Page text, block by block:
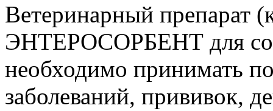
Ветеринарный
ЭНТЕРОСОРБЕНТ для
необходимо принимать
заболеваний, прививок,